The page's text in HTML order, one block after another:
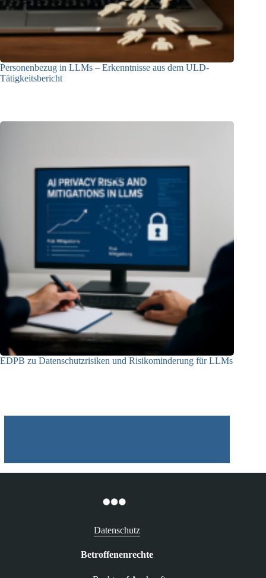
Personenbezug in LLMs – Erkenntnisse aus dem ULD-
Tätigkeitsbericht
EDPB zu Datenschutzrisiken und Risikominderung für LLMs
Datenschutz
Betroffenenrechte